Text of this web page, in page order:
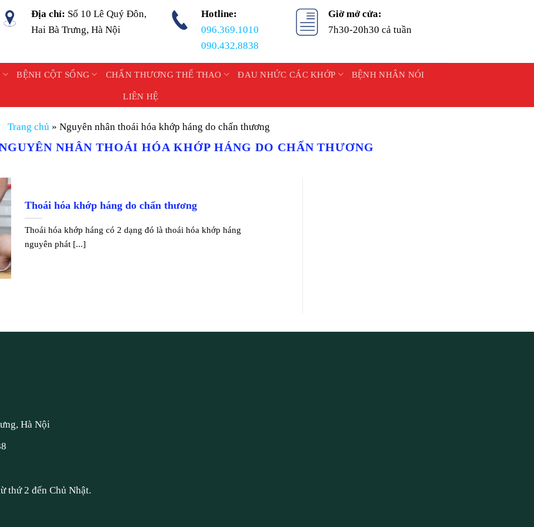
Địa chỉ: Số 10 Lê Quý Đôn,
Hai Bà Trưng, Hà Nội
Hotline:
096.369.1010
090.432.8838
Giờ mở cửa:
7h30-20h30 cả tuần
BỆNH CỘT SỐNG CHẤN THƯƠNG THỂ THAO ĐAU NHỨC CÁC KHỚP BỆNH NHÂN NÓI
LIÊN HỆ
Trang chủ » Nguyên nhân thoái hóa khớp háng do chấn thương
NHÂN THOÁI HÓA KHỚP HÁNG DO CHẤN THƯƠNG
Thoái hóa khớp háng do chấn thương
Thoái hóa khớp háng có 2 dạng đó là thoái hóa khớp háng
nguyên phát [...]
Hà Nội
thứ 2 đến Chủ Nhật.